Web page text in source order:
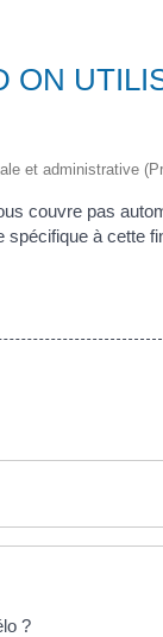
ON
et administrative
couvre pas
à cette
?